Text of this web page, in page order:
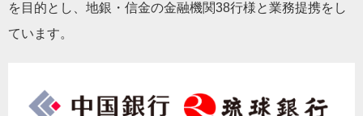
を目的とし、地銀・信金の金融機関38行様と業務提携をし
ています。